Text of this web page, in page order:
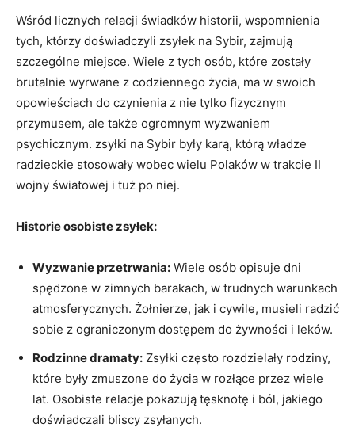
Wśród licznych relacji świadków historii, wspomnienia
tych, ⁢którzy doświadczyli zsyłek na⁢ Sybir, zajmują
szczególne miejsce. Wiele z tych ⁣osób, które zostały
brutalnie wyrwane z codziennego życia, ma w swoich⁤
opowieściach do czynienia z nie tylko‍ fizycznym
przymusem, ale także​ ogromnym wyzwaniem
psychicznym. zsyłki na Sybir‍ były karą, którą ⁣władze
radzieckie ⁣stosowały wobec wielu Polaków w⁣ trakcie II
wojny ⁤światowej i tuż po niej.
Historie osobiste zsyłek:
Wyzwanie przetrwania: Wiele osób opisuje dni
spędzone w zimnych barakach, w trudnych warunkach
atmosferycznych. Żołnierze, jak i cywile,​ musieli radzić
sobie z ograniczonym dostępem do żywności⁤ i leków.
Rodzinne dramaty: ‌Zsyłki często rozdzielały rodziny,
które‍ były zmuszone do życia w rozłące przez​ wiele
lat. Osobiste relacje pokazują tęsknotę i ból, jakiego
doświadczali bliscy zsyłanych.